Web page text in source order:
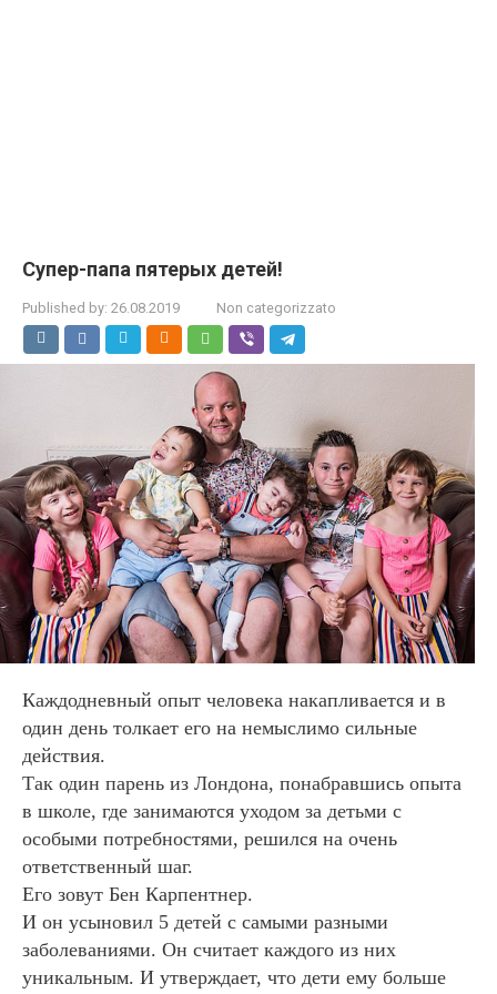
Супер-папа пятерых детей!
Published by: 26.08.2019 Non categorizzato
Каждодневный опыт человека накапливается и в
один день толкает его на немыслимо сильные
действия.
Так один парень из Лондона, понабравшись опыта
в школе, где занимаются уходом за детьми с
особыми потребностями, решился на очень
ответственный шаг.
Его зовут Бен Карпентнер.
И он усыновил 5 детей с самыми разными
заболеваниями. Он считает каждого из них
уникальным. И утверждает, что дети ему больше